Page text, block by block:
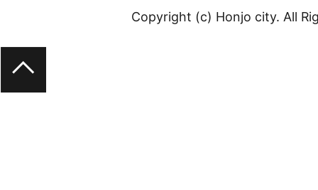
Copyright (c) Honjo city. All